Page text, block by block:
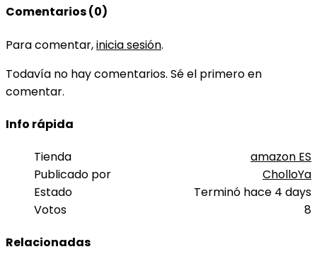
Comentarios (0)
Para comentar,inicia sesión.
Todavía no hay comentarios. Sé el primero en
comentar.
Info rápida
Tienda
amazon ES
Publicado por
CholloYa
Estado
Terminó hace 4 days
Votos
8
Relacionadas